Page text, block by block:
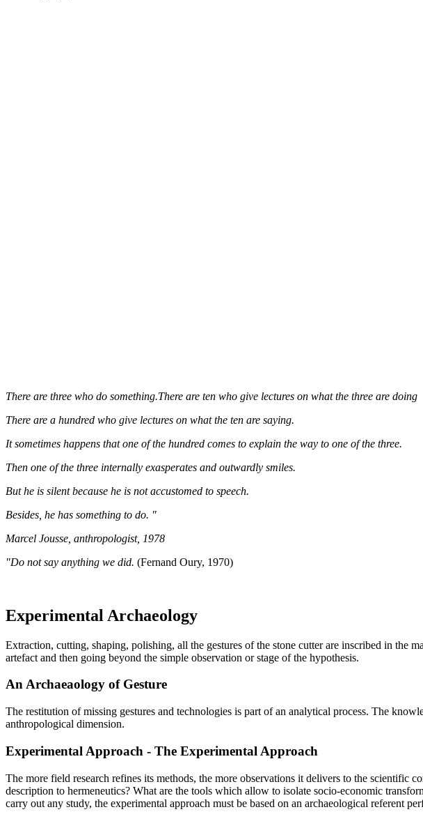
There are three who do something.There are ten who give lectures on what the three are doing
There are a hundred who give lectures on what the ten are saying.
It sometimes happens that one of the hundred comes to explain the way to one of the three.
Then one of the three internally exasperates and outwardly smiles.
But he is silent because he is not accustomed to speech.
Besides, he has something to do. "
Marcel Jousse, anthropologist, 1978
"Do not say anything we did. (Fernand Oury, 1970)
Experimental Archaeology
Extraction, cutting, shaping, polishing, all the gestures of the stone cutter are inscribed in the
artefact and then going beyond the simple observation or stage of the hypothesis.
An Archaeaology of Gesture
The restitution of missing gestures and technologies is part of an analytical process. The
anthropological dimension.
Experimental Approach - The Experimental Approach
The more field research refines its methods, the more observations it delivers to the
description to hermeneutics? What are the tools which allow to isolate socio-economic
carry out any study, the experimental approach must be based on an archaeological referent